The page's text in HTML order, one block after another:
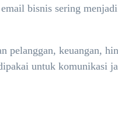
bisnis sering
pelanggan, keuangan,
untuk komunikasi